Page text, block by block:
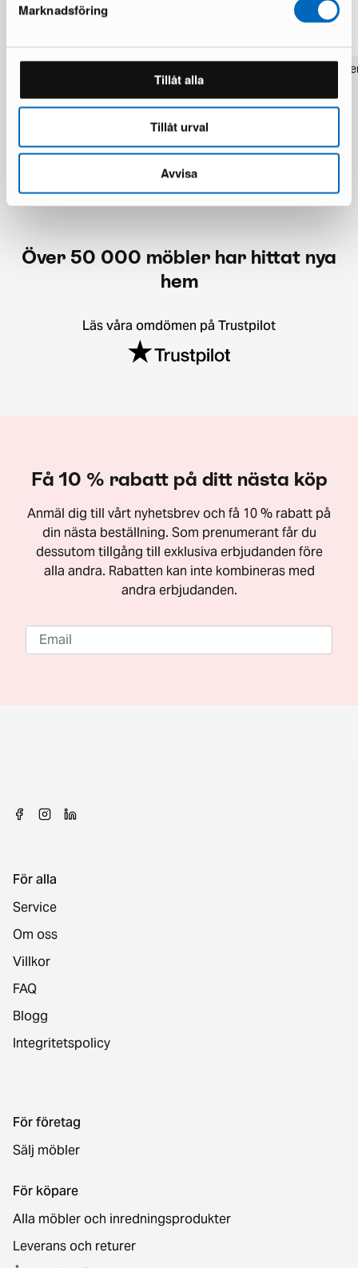
Marknadsföring
Tillåt alla
Tillåt urval
Avvisa
1 i lager · Nyskick
15 924 kr
Pakistan handknotted
1 i lager · Nyskick
Över 50 000 möbler har hittat nya
hem
Läs våra omdömen på Trustpilot
Få 10 % rabatt på ditt nästa köp
Anmäl dig till vårt nyhetsbrev och få 10 % rabatt på
din nästa beställning. Som prenumerant får du
dessutom tillgång till exklusiva erbjudanden före
alla andra. Rabatten kan inte kombineras med
andra erbjudanden.
För alla
Service
Om oss
Villkor
FAQ
Blogg
Integritetspolicy
För företag
Sälj möbler
För köpare
Alla möbler och inredningsprodukter
Leverans och returer